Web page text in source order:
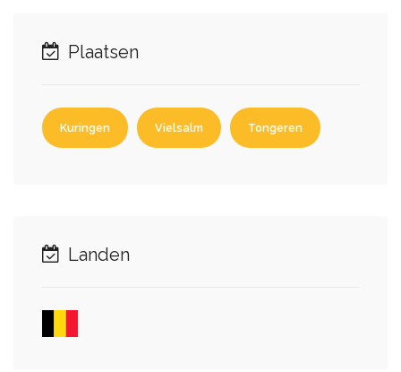
Plaatsen
Kuringen Vielsalm Tongeren
Landen